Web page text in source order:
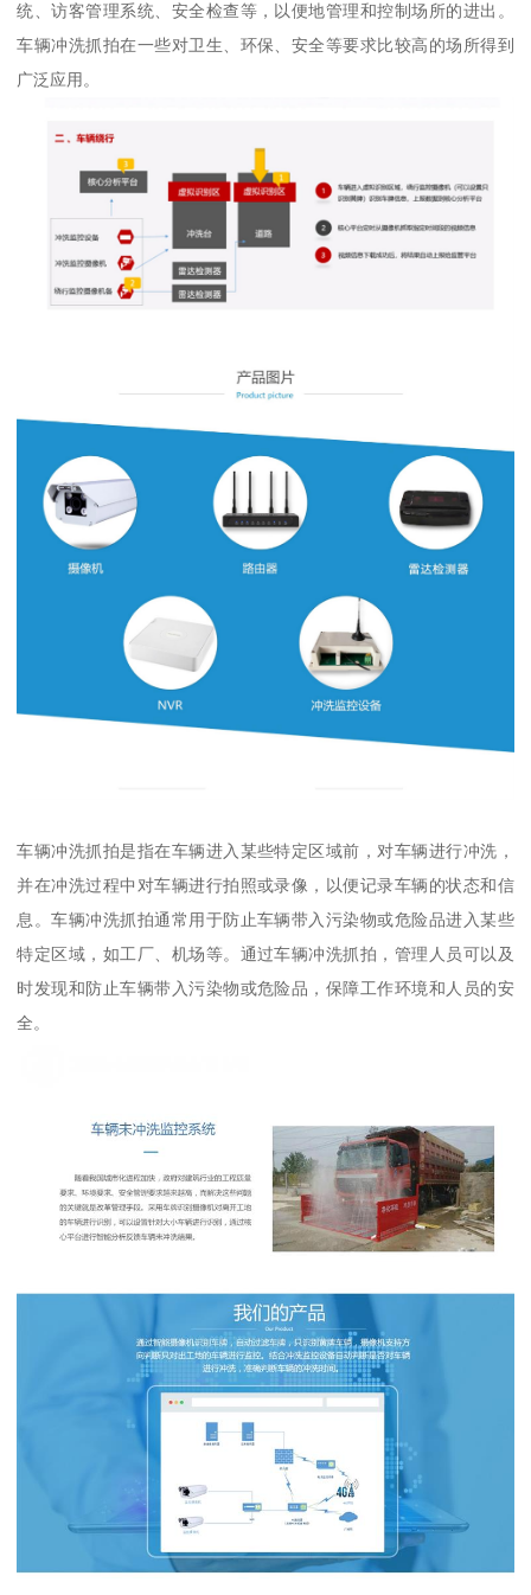
统、访客管理系统、安全检查等，以便地管理和控制场所的进出。
车辆冲洗抓拍在一些对卫生、环保、安全等要求比较高的场所得到
广泛应用。
车辆冲洗抓拍是指在车辆进入某些特定区域前，对车辆进行冲洗，
并在冲洗过程中对车辆进行拍照或录像，以便记录车辆的状态和信
息。车辆冲洗抓拍通常用于防止车辆带入污染物或危险品进入某些
特定区域，如工厂、机场等。通过车辆冲洗抓拍，管理人员可以及
时发现和防止车辆带入污染物或危险品，保障工作环境和人员的安
全。